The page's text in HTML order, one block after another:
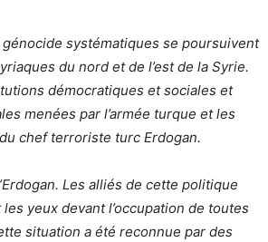
systématiques se poursuivent
du nord et de l’est de la Syrie.
démocratiques et sociales et
menées par l’armée turque et les
chef terroriste turc Erdogan.
Les alliés de cette politique
yeux devant l’occupation de toutes
situation a été reconnue par des